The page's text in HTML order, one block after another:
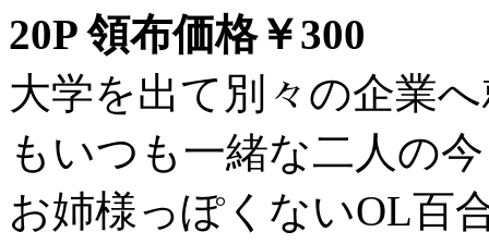
20P 領布価格￥300
大学を出て別々の企業
もいつも一緒な二人の
お姉様っぽくないOL百